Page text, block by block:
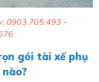
0903.705.493 -
gói tài xế phụ